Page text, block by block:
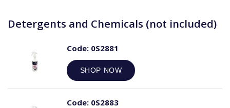
Detergents and Chemicals (not included)
Code:0S2881
SHOP NOW
Code:0S2883